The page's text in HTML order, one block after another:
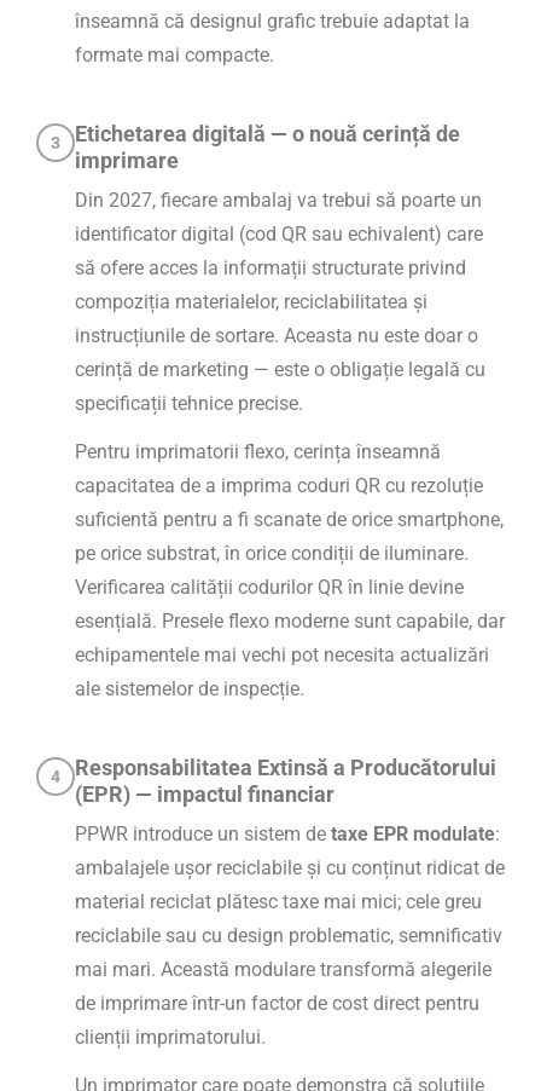
înseamnă că designul grafic trebuie adaptat la
formate mai compacte.
3
Etichetarea digitală — o nouă cerință de
imprimare
Din 2027, fiecare ambalaj va trebui să poarte un
identificator digital (cod QR sau echivalent) care
să ofere acces la informații structurate privind
compoziția materialelor, reciclabilitatea și
instrucțiunile de sortare. Aceasta nu este doar o
cerință de marketing — este o obligație legală cu
specificații tehnice precise.
Pentru imprimatorii flexo, cerința înseamnă
capacitatea de a imprima coduri QR cu rezoluție
suficientă pentru a fi scanate de orice smartphone,
pe orice substrat, în orice condiții de iluminare.
Verificarea calității codurilor QR în linie devine
esențială. Presele flexo moderne sunt capabile, dar
echipamentele mai vechi pot necesita actualizări
ale sistemelor de inspecție.
4
Responsabilitatea Extinsă a Producătorului
(EPR) — impactul financiar
PPWR introduce un sistem de taxe EPR modulate:
ambalajele ușor reciclabile și cu conținut ridicat de
material reciclat plătesc taxe mai mici; cele greu
reciclabile sau cu design problematic, semnificativ
mai mari. Această modulare transformă alegerile
de imprimare într-un factor de cost direct pentru
clienții imprimatorului.
Un imprimator care poate demonstra că soluțiile